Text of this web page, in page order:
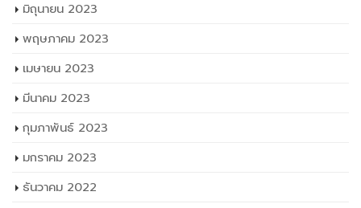
มีนาคม 2023
กุมภาพันธ์ 2023
มกราคม 2023
ธันวาคม 2022
พฤศจิกายน 2022
ตุลาคม 2022
กันยายน 2022